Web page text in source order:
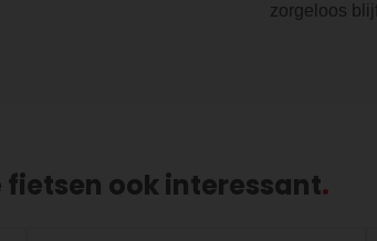
zorgeloos
ook interessant